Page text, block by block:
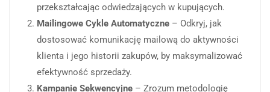
przekształcając odwiedzających w kupujących.
Mailingowe Cykle Automatyczne – Odkryj, jak
dostosować komunikację mailową do aktywności
klienta i jego historii zakupów, by maksymalizować
efektywność sprzedaży.
Kampanie Sekwencyjne – Zrozum metodologię